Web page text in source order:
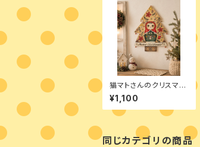
猫マトさんのクリスマ
ス デザインパケット
¥1,100
同じカテゴリの商品